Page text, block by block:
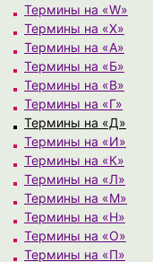
Термины на «W»
Термины на «X»
Термины на «А»
Термины на «Б»
Термины на «В»
Термины на «Г»
Термины на «Д»
Термины на «И»
Термины на «К»
Термины на «Л»
Термины на «М»
Термины на «Н»
Термины на «О»
Термины на «П»